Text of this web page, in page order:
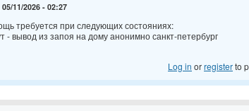
11/2026 - 02:27
требуется при следующих состояниях:
-вывод из запоя на дому анонимно санкт-петербург
Log in orregisterto